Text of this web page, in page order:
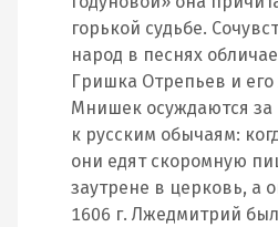
горькой судьбе.
народ в песнях
Гришка Отрепьев и
Мнишек осуждаются
к русским обычаям:
они едят скоромную
заутрене в церковь, а
1606 г. Лжедмитрий